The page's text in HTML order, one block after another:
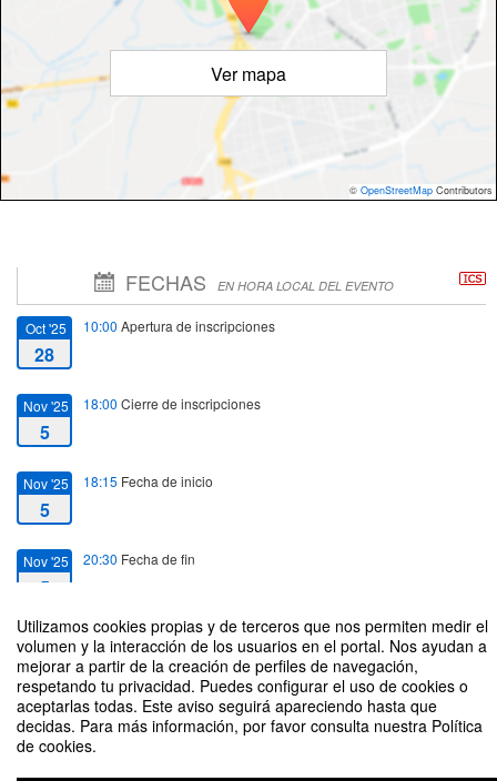
Utilizamos cookies propias y de terceros que nos permiten medir el
volumen y la interacción de los usuarios en el portal. Nos ayudan a
mejorar a partir de la creación de perfiles de navegación,
respetando tu privacidad. Puedes configurar el uso de cookies o
aceptarlas todas. Este aviso seguirá apareciendo hasta que
decidas. Para más información, por favor consulta nuestra Política
de cookies.
Ver mapa
© OpenStreetMap Contributors
FECHAS EN HORA LOCAL DEL EVENTO
Oct '25
28
10:00 Apertura de inscripciones
Nov '25
5
18:00 Cierre de inscripciones
Nov '25
5
18:15 Fecha de inicio
Nov '25
5
20:30 Fecha de fin
Mesa de opinión: ¿Podemos confiar en la información ambiental?
Organizado por Oficina Verde - Vicerrectorado de Cultura, Patrimonio,